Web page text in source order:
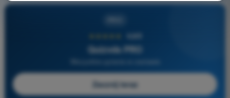
4,6/5
Quizvds PRO
Zacznij teraz